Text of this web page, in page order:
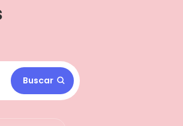
Buscar